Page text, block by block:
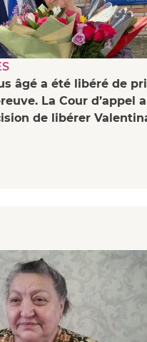
âgé a été libéré de
La Cour d’appel a
de libérer